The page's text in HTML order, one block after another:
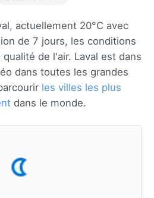
actuellement 20°C avec
de 7 jours, les conditions
de l'air. Laval est dans
dans toutes les grandes
les villes les plus
dans le monde.